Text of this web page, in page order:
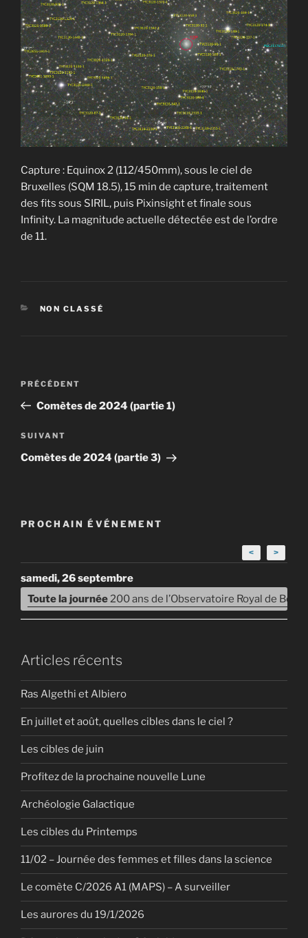
Capture : Equinox 2 (112/450mm), sous le ciel de
Bruxelles (SQM 18.5), 15 min de capture, traitement
des fits sous SIRIL, puis Pixinsight et finale sous
Infinity. La magnitude actuelle détectée est de l’ordre
de 11.
CATÉGORIES
NON CLASSÉ
Navigation
l’article
Article
précédent
PRÉCÉDENT
Comètes de 2024 (partie 1)
Article
suivant
SUIVANT
Comètes de 2024 (partie 3)
PROCHAIN ÉVÉNEMENT
< >
samedi, 26 septembre
Toute la journée200 ans de l’Observatoire Royal de
Articles récents
Ras Algethi et Albiero
En juillet et août, quelles cibles dans le ciel ?
Les cibles de juin
Profitez de la prochaine nouvelle Lune
Archéologie Galactique
Les cibles du Printemps
11/02 – Journée des femmes et filles dans la science
Le comète C/2026 A1 (MAPS) – A surveiller
Les aurores du 19/1/2026